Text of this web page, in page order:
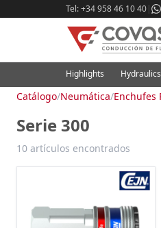
Tel: +34 958 46 10 40|
Highlights Hydraulics
Catálogo/Neumática/Enchufes
Serie 300
10 artículos encontrados